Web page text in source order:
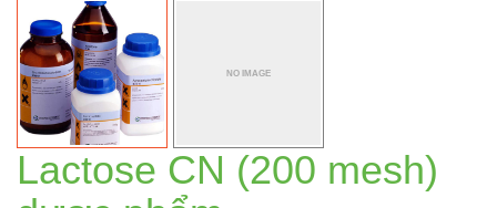
Lactose CN (200 mesh)